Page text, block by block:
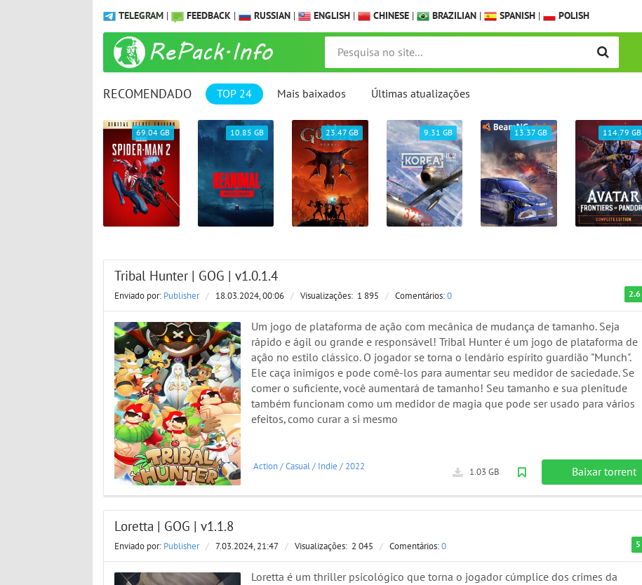
TELEGRAM | FEEDBACK | RUSSIAN | ENGLISH | CHINESE | BRAZILIAN | SPANISH | POLISH
RECOMENDADO TOP 24 Mais baixados Últimas atualizações
10.85 GB 23.47 GB 9.31 GB 13.37 GB 114.79 GB 24.04 GB
Tribal Hunter | GOG | v1.0.1.4
2.6
Enviado por: Publisher / 18.03.2024, 00:06 / Visualizações: 1 895 / Comentários:0
Um jogo de plataforma de ação com mecânica de mudança de tamanho. Seja
rápido e ágil ou grande e responsável! Tribal Hunter é um jogo de plataforma de
ação no estilo clássico. O jogador se torna o lendário espírito guardião "Munch".
Ele caça inimigos e pode comê-los para aumentar seu medidor de saciedade. Se
comer o suficiente, você aumentará de tamanho! Seu tamanho e sua plenitude
também funcionam como um medidor de magia que pode ser usado para vários
efeitos, como curar a si mesmo
Baixar torrent
1.03 GB
Action/Casual/ Indie / 2022
Loretta | GOG | v1.1.8
5
Enviado por: Publisher / 7.03.2024, 21:47 / Visualizações: 2 045 / Comentários:0
Loretta é um thriller psicológico que torna o jogador cúmplice dos crimes da